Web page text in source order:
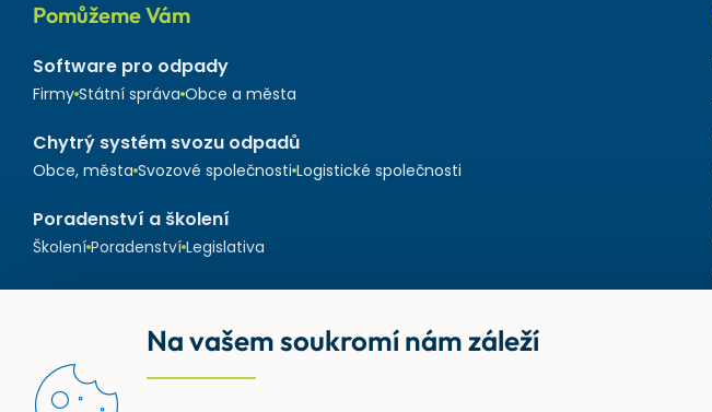
Pomůžeme Vám
Software pro odpady
Firmy Státní správa Obce a města
Chytrý systém svozu odpadů
Obce, města Svozové společnosti Logistické společnosti
Poradenství a školení
Školení Poradenství Legislativa
Na vašem soukromí nám záleží